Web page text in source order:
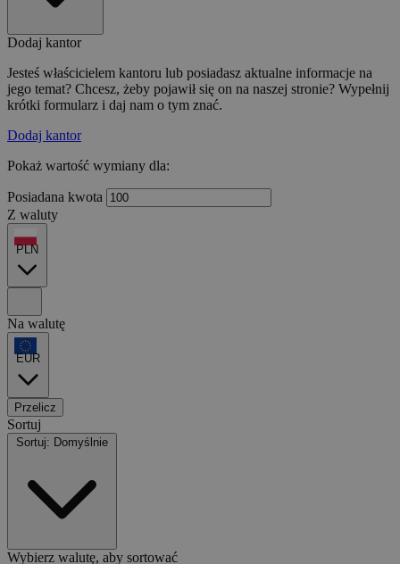
Dodaj kantor
Jesteś właścicielem kantoru lub posiadasz aktualne informacje na
jego temat? Chcesz, żeby pojawił się on na naszej stronie? Wypełnij
krótki formularz i daj nam o tym znać.
Dodaj kantor
Pokaż wartość wymiany dla:
Posiadana kwota
Z waluty
PLN
Na walutę
EUR
Przelicz
Sortuj
Sortuj: Domyślnie
Wybierz walutę, aby sortować